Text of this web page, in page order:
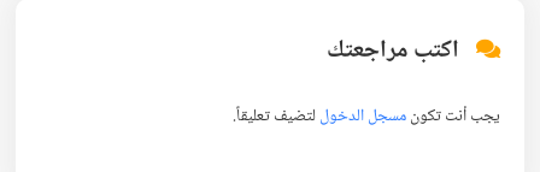
اكتب مراجعتك
يجب أنت تكونمسجل الدخوللتضيف تعليقاً.